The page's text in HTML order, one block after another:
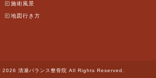
施術風景
地図行き方
清瀬バランス整骨院 All Rights Reserved.